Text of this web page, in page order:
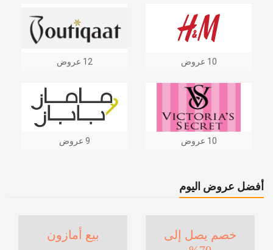
12 عروض 10 عروض
9 عروض 10 عروض
أفضل عروض اليوم
بيع أمازون
خصم يصل إلى